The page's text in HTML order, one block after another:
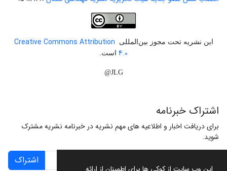
این نشریه تحت مجوز بین‌المللی
Creative Commons Attribution
4.0 است.
JLG@
اشتراک خبرنامه
برای دریافت اخبار و اطلاعیه های مهم نشریه در خبرنامه نشریه مشترک
شوید.
اشتراک